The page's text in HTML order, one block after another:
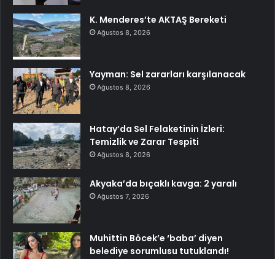
K. Menderes’te AKTAŞ Bereketi
Ağustos 8, 2026
Yayman: Sel zararları karşılanacak
Ağustos 8, 2026
Hatay’da Sel Felaketinin İzleri:
Temizlik ve Zarar Tespiti
Ağustos 8, 2026
Akyaka’da bıçaklı kavga: 2 yaralı
Ağustos 7, 2026
Muhittin Böcek’e ‘baba’ diyen
belediye sorumlusu tutuklandı!